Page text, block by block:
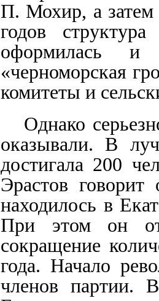
П. Мохир, а
годов
оформилась и
«черноморская
комитеты и
Однако
оказывали. В
достигала 200
Эрастов
находилось в
При этом он
сокращение
года. Начало
членов партии.